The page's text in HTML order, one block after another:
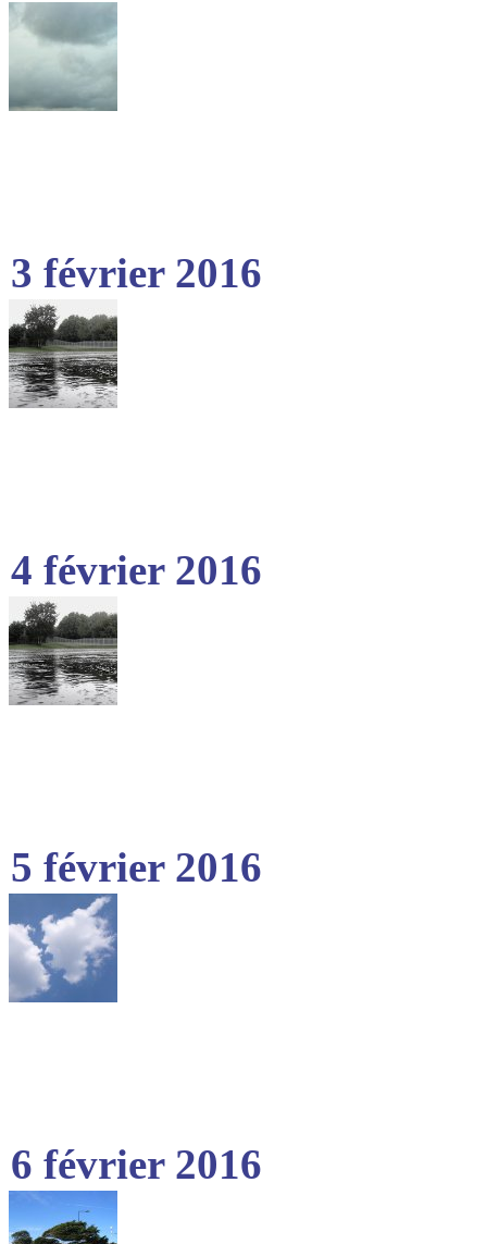
3 février 2016
4 février 2016
5 février 2016
6 février 2016